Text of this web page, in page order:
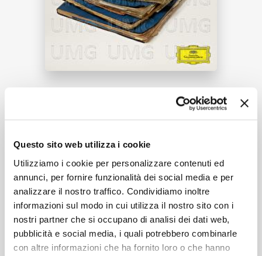
Questo sito web utilizza i cookie
Utilizziamo i cookie per personalizzare contenuti ed
annunci, per fornire funzionalità dei social media e per
analizzare il nostro traffico. Condividiamo inoltre
informazioni sul modo in cui utilizza il nostro sito con i
nostri partner che si occupano di analisi dei dati web,
pubblicità e social media, i quali potrebbero combinarle
con altre informazioni che ha fornito loro o che hanno
1 On The Nature Of Daylight
(Entropy)
06:53
Max Richter, Louisa Fuller, Natalia Bonner, John
Metcalfe, Chris Worsley, Ian Burdge
Formati disponibili:
RICERCA
CHI SIAMO
CONTATTI